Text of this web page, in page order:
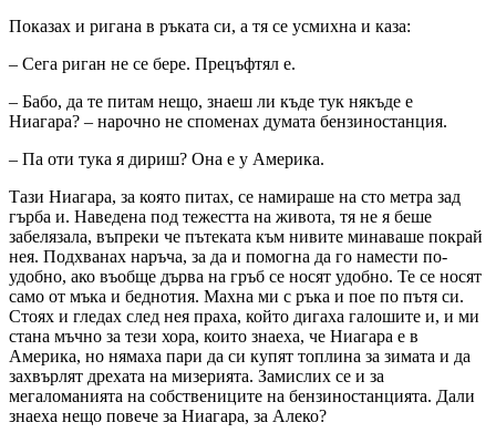
Показах и ригана в ръката си, а тя се усмихна и каза:
– Сега риган не се бере. Прецъфтял е.
– Бабо, да те питам нещо, знаеш ли къде тук някъде е
Ниагара? – нарочно не споменах думата бензиностанция.
– Па оти тука я дириш? Она е у Америка.
Тази Ниагара, за която питах, се намираше на сто метра зад
гърба и. Наведена под тежестта на живота, тя не я беше
забелязала, въпреки че пътеката към нивите минаваше покрай
нея. Подхванах наръча, за да и помогна да го намести по-
удобно, ако въобще дърва на гръб се носят удобно. Те се носят
само от мъка и беднотия. Махна ми с ръка и пое по пътя си.
Стоях и гледах след нея праха, който дигаха галошите и, и ми
стана мъчно за тези хора, които знаеха, че Ниагара е в
Америка, но нямаха пари да си купят топлина за зимата и да
захвърлят дрехата на мизерията. Замислих се и за
мегаломанията на собствениците на бензиностанцията. Дали
знаеха нещо повече за Ниагара, за Алеко?